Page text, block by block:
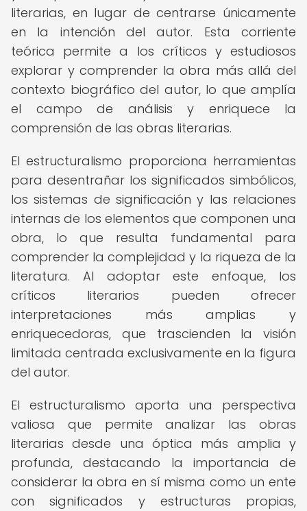
literarias, en lugar de centrarse únicamente
en la intención del autor. Esta corriente
teórica permite a los críticos y estudiosos
explorar y comprender la obra más allá del
contexto biográfico del autor, lo que amplía
el campo de análisis y enriquece la
comprensión de las obras literarias.
El estructuralismo proporciona herramientas
para desentrañar los significados simbólicos,
los sistemas de significación y las relaciones
internas de los elementos que componen una
obra, lo que resulta fundamental para
comprender la complejidad y la riqueza de la
literatura. Al adoptar este enfoque, los
críticos literarios pueden ofrecer
interpretaciones más amplias y
enriquecedoras, que trascienden la visión
limitada centrada exclusivamente en la figura
del autor.
El estructuralismo aporta una perspectiva
valiosa que permite analizar las obras
literarias desde una óptica más amplia y
profunda, destacando la importancia de
considerar la obra en sí misma como un ente
con significados y estructuras propias,